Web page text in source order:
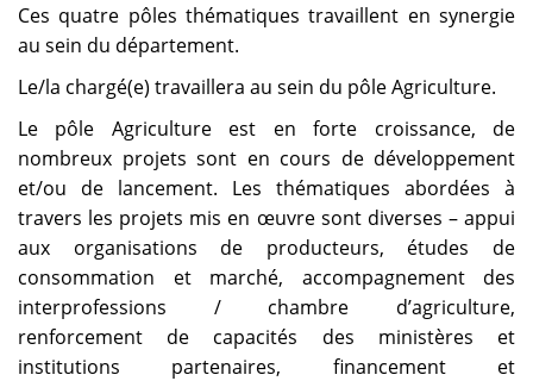
Ces quatre pôles thématiques travaillent en synergie
au sein du département.
Le/la chargé(e) travaillera au sein du pôle Agriculture.
Le pôle Agriculture est en forte croissance, de
nombreux projets sont en cours de développement
et/ou de lancement. Les thématiques abordées à
travers les projets mis en œuvre sont diverses – appui
aux organisations de producteurs, études de
consommation et marché, accompagnement des
interprofessions / chambre d’agriculture,
renforcement de capacités des ministères et
institutions partenaires, financement et